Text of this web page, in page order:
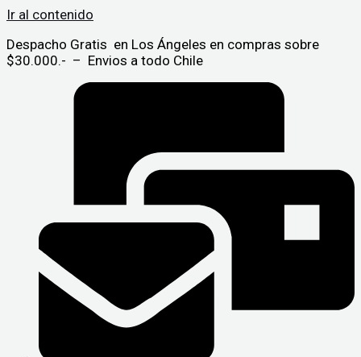
Ir al contenido
Despacho Gratis en Los Ángeles en compras sobre
$30.000.- – Envios a todo Chile